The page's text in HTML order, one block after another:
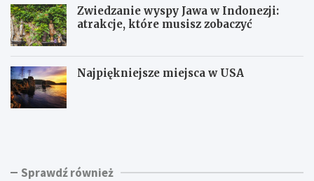
Zwiedzanie wyspy Jawa w Indonezji:
atrakcje, które musisz zobaczyć
Najpiękniejsze miejsca w USA
K
n
P
i Sprawdź również